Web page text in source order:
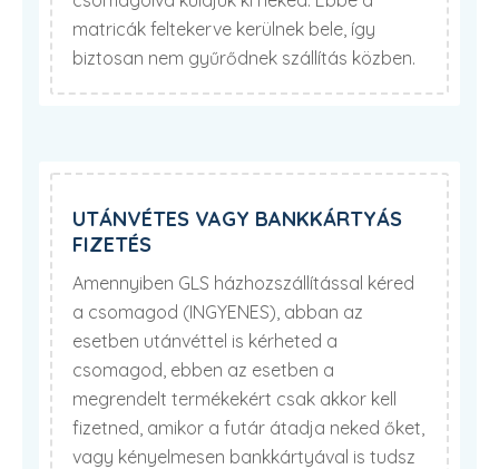
matricák feltekerve kerülnek bele, így
biztosan nem gyűrődnek szállítás közben.
UTÁNVÉTES VAGY BANKKÁRTYÁS
FIZETÉS
Amennyiben GLS házhozszállítással kéred
a csomagod (INGYENES), abban az
esetben utánvéttel is kérheted a
csomagod, ebben az esetben a
megrendelt termékekért csak akkor kell
fizetned, amikor a futár átadja neked őket,
vagy kényelmesen bankkártyával is tudsz